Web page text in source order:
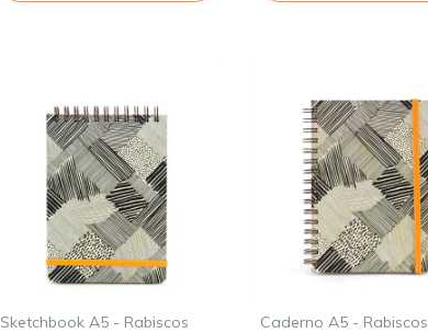
Sketchbook A5 - Rabiscos Caderno A5 - Rabiscos